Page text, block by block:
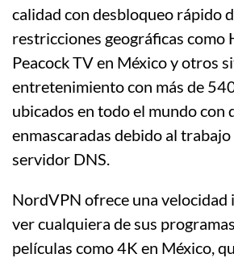
calidad con desbloqueo rápido
restricciones geográficas como
Peacock TV en México y otros
entretenimiento con más de
ubicados en todo el mundo con
enmascaradas debido al
servidor DNS.
NordVPN ofrece una velocidad
ver cualquiera de sus
películas como 4K en México,